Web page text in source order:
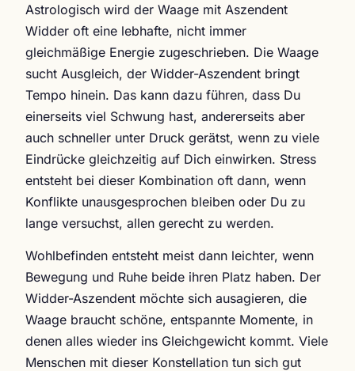
Astrologisch wird der Waage mit Aszendent
Widder oft eine lebhafte, nicht immer
gleichmäßige Energie zugeschrieben. Die Waage
sucht Ausgleich, der Widder-Aszendent bringt
Tempo hinein. Das kann dazu führen, dass Du
einerseits viel Schwung hast, andererseits aber
auch schneller unter Druck gerätst, wenn zu viele
Eindrücke gleichzeitig auf Dich einwirken. Stress
entsteht bei dieser Kombination oft dann, wenn
Konflikte unausgesprochen bleiben oder Du zu
lange versuchst, allen gerecht zu werden.
Wohlbefinden entsteht meist dann leichter, wenn
Bewegung und Ruhe beide ihren Platz haben. Der
Widder-Aszendent möchte sich ausagieren, die
Waage braucht schöne, entspannte Momente, in
denen alles wieder ins Gleichgewicht kommt. Viele
Menschen mit dieser Konstellation tun sich gut